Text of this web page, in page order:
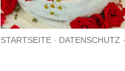
STARTSEITE DATENSCHUTZ